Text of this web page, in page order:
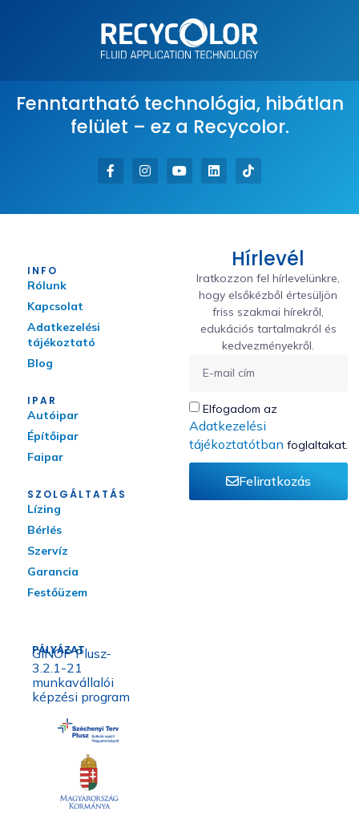
Fenntartható technológia, hibátlan
felület – ez a Recycolor.
INFO
Rólunk
Kapcsolat
Adatkezelési
tájékoztató
Blog
IPAR
Autóipar
Építőipar
Faipar
SZOLGÁLTATÁS
Lízing
Bérlés
Szervíz
Garancia
Festőüzem
PÁLYÁZAT
GINOP Plusz-
3.2.1-21
munkavállalói
képzési program
Hírlevél
Iratkozzon fel hírlevelünkre,
hogy elsőkézből értesüljön
friss szakmai hírekről,
edukációs tartalmakról és
kedvezményekről.
Elfogadom az
Adatkezelési
tájékoztatótban foglaltakat.
Feliratkozás